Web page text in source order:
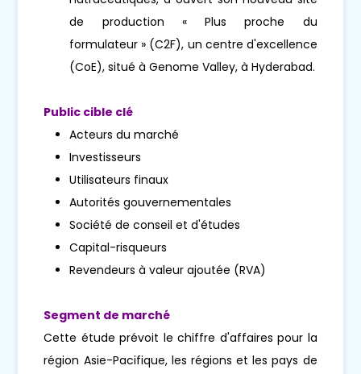
de production « Plus proche du
formulateur » (C2F), un centre d'excellence
(CoE), situé à Genome Valley, à Hyderabad.
Public cible clé
Acteurs du marché
Investisseurs
Utilisateurs finaux
Autorités gouvernementales
Société de conseil et d'études
Capital-risqueurs
Revendeurs à valeur ajoutée (RVA)
Segment de marché
Cette étude prévoit le chiffre d'affaires pour la
région Asie-Pacifique, les régions et les pays de